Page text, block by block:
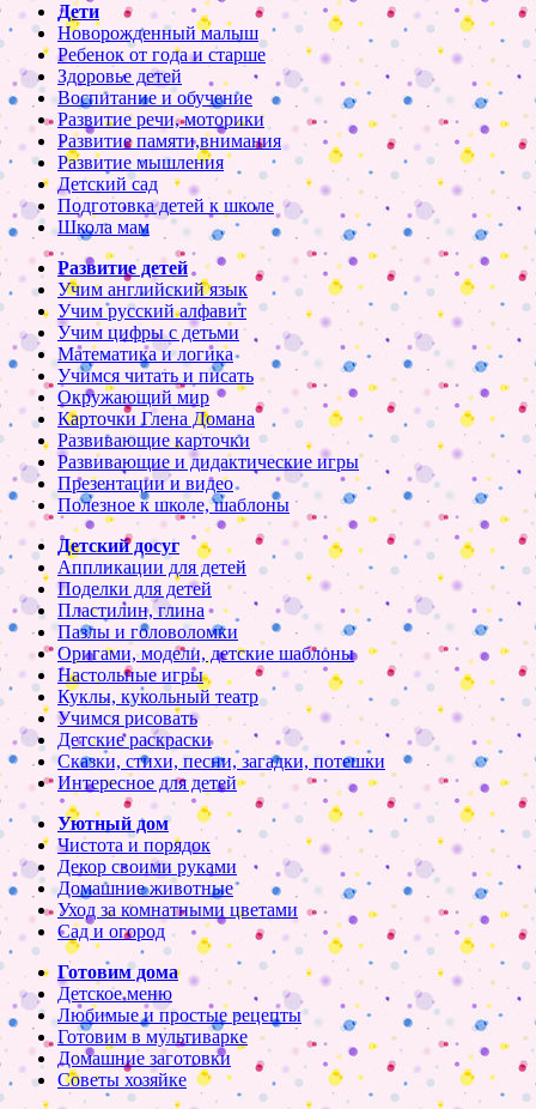
Дети
Новорожденный малыш
Ребенок от года и старше
Здоровье детей
Воспитание и обучение
Развитие речи, моторики
Развитие памяти,внимания
Развитие мышления
Детский сад
Подготовка детей к школе
Школа мам
Развитие детей
Учим английский язык
Учим русский алфавит
Учим цифры с детьми
Математика и логика
Учимся читать и писать
Окружающий мир
Карточки Глена Домана
Развивающие карточки
Развивающие и дидактические игры
Презентации и видео
Полезное к школе, шаблоны
Детский досуг
Аппликации для детей
Поделки для детей
Пластилин, глина
Пазлы и головоломки
Оригами, модели, детские шаблоны
Настольные игры
Куклы, кукольный театр
Учимся рисовать
Детские раскраски
Сказки, стихи, песни, загадки, потешки
Интересное для детей
Уютный дом
Чистота и порядок
Декор своими руками
Домашние животные
Уход за комнатными цветами
Сад и огород
Готовим дома
Детское меню
Любимые и простые рецепты
Готовим в мультиварке
Домашние заготовки
Советы хозяйке